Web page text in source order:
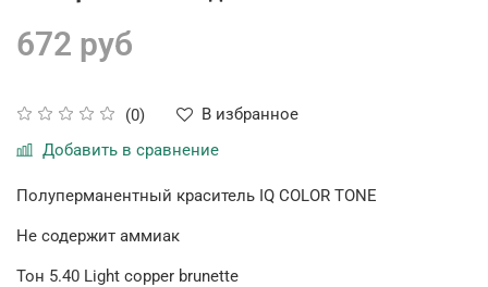
(0)
В избранное
Добавить в сравнение
672 руб
Полуперманентный краситель IQ COLOR TONE
Не содержит аммиак
Тон 5.40 Light copper brunette